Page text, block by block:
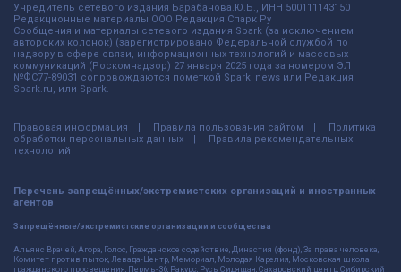
Учредитель сетевого издания Барабанова.Ю.Б., ИНН 500111143150
Редакционные материалы ООО Редакция Спарк Ру
Сообщения и материалы сетевого издания Spark (за исключением
авторских колонок) (зарегистрировано Федеральной службой по
надзору в сфере связи, информационных технологий и массовых
коммуникаций (Роскомнадзор) 27 января 2025 года за номером ЭЛ
№ФС77-89031 сопровождаются пометкой Spark_news или Редакция
Spark.ru, или Spark.
Правовая информация Правила пользования сайтом
Политика
обработки персональных данных
Правила рекомендательных
технологий
Перечень запрещённых/экстремистских организаций и иностранных
агентов
Запрещённые/экстремистские организации и сообщества
Альянс Врачей, Агора, Голос, Гражданское содействие, Династия (фонд), За права человека,
Комитет против пыток, Левада-Центр, Мемориал, Молодая Карелия, Московская школа
гражданского просвещения, Пермь-36, Ракурс, Русь Сидящая, Сахаровский центр, Сибирский